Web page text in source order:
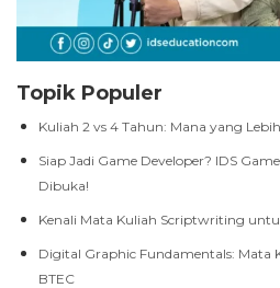
Topik Populer
Kuliah 2 vs 4 Tahun: Mana yang
Siap Jadi Game Developer? IDS
Dibuka!
Kenali Mata Kuliah Scriptwriting
Digital Graphic Fundamentals: Mata
BTEC